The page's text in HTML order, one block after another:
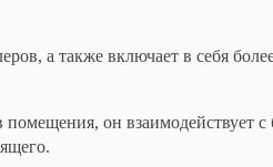
а также включает в себя
помещения, он взаимодействует